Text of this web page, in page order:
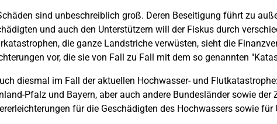
sind unbeschreiblich groß. Deren Beseitigung führt zu
und auch den Unterstützern will der Fiskus durch
die ganze Landstriche verwüsten, sieht die
vor, die sie von Fall zu Fall mit dem so genannten
diesmal im Fall der aktuellen Hochwasser- und
Pfalz und Bayern, aber auch andere Bundesländer sowie
für die Geschädigten des Hochwassers sowie für